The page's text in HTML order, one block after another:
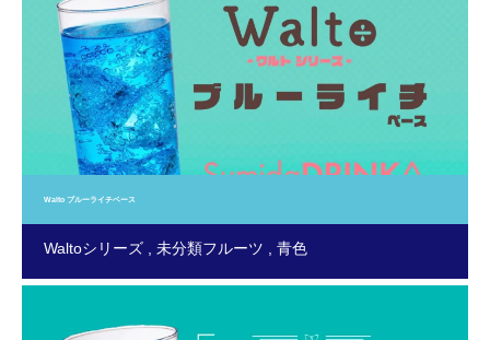
Walto ブルーライチベース
Waltoシリーズ 未分類フルーツ 青色